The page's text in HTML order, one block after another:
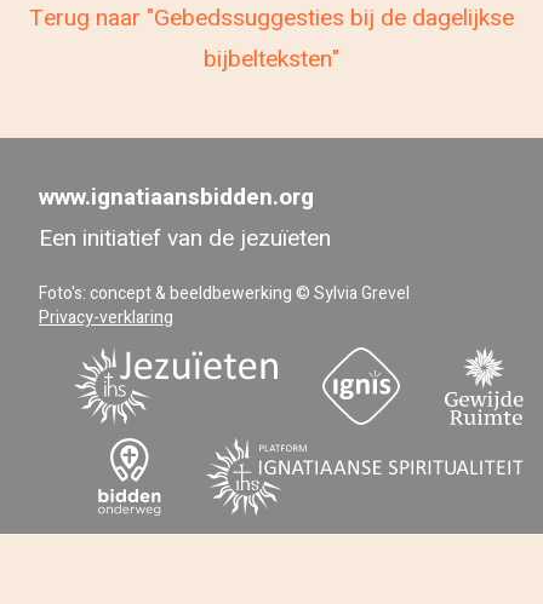
Terug naar "Gebedssuggesties bij de dagelijkse
bijbelteksten"
www.ignatiaansbidden.org
Een initiatief van de jezuïeten
Foto's: concept & beeldbewerking © Sylvia Grevel
Privacy-verklaring